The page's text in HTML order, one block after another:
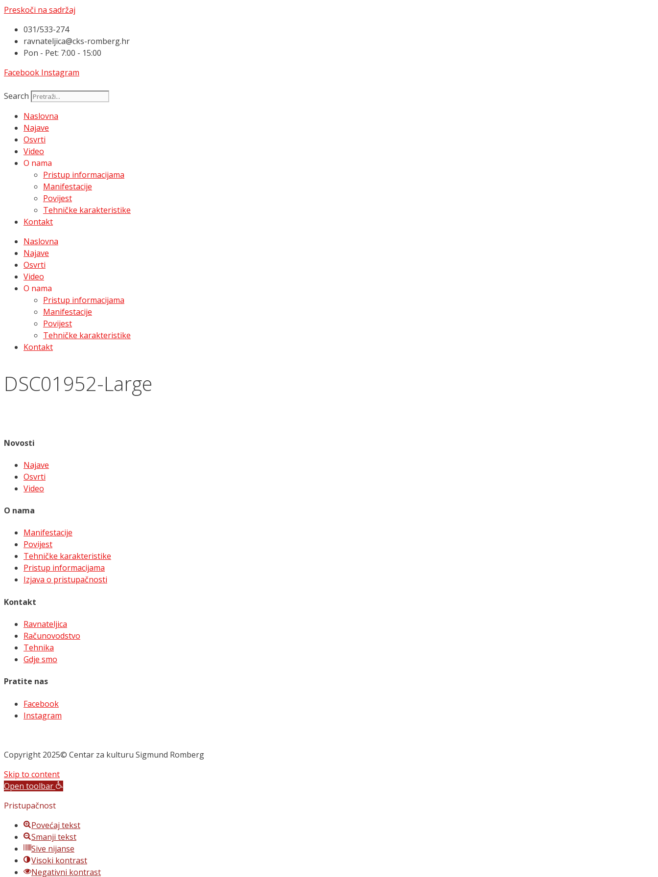
Preskoči na sadržaj
031/533-274
ravnateljica@cks-romberg.hr
Pon - Pet: 7:00 - 15:00
Facebook Instagram
Search
Naslovna
Najave
Osvrti
Video
O nama
Pristup informacijama
Manifestacije
Povijest
Tehničke karakteristike
Kontakt
Naslovna
Najave
Osvrti
Video
O nama
Pristup informacijama
Manifestacije
Povijest
Tehničke karakteristike
Kontakt
DSC01952-Large
Novosti
Najave
Osvrti
Video
O nama
Manifestacije
Povijest
Tehničke karakteristike
Pristup informacijama
Izjava o pristupačnosti
Kontakt
Ravnateljica
Računovodstvo
Tehnika
Gdje smo
Pratite nas
Facebook
Instagram
Copyright 2025© Centar za kulturu Sigmund Romberg
Skip to content
Open toolbar
Pristupačnost
Povećaj tekst
Smanji tekst
Sive nijanse
Visoki kontrast
Negativni kontrast